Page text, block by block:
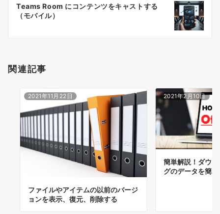
ン
Teams Room にコンテンツをキャストする
（モバイル）
関連記事
2021年11月22日
ファイルやアイテムの以前のバージ
ョンを表示、復元、削除する
2021年2月10日
簡単解説！ダウ
グのデータを簡